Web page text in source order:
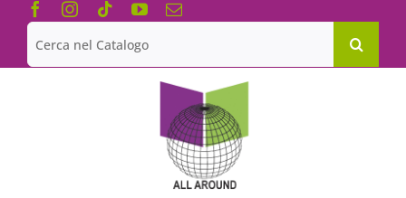
Salta
contenuto
Cerca
per: